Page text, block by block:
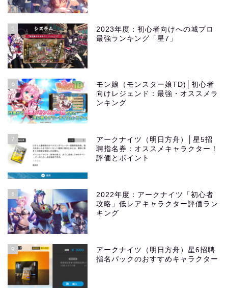
5
2023年度：初心者向けへの城プロ
最強ランキング「星7」
6
モン娘（モンスター娘TD)│初心者
向けレジェンド：最強・オススメラ
ンキング
7
アークナイツ（明日方舟）│星5招
聘指名券：オススメキャラクター！
評価とポイント
8
2022年度：アークナイツ「初心者
攻略」低レアキャラクター評価ラン
キング
9
アークナイツ（明日方舟）星6招聘
指名パックのおすすめキャラクター